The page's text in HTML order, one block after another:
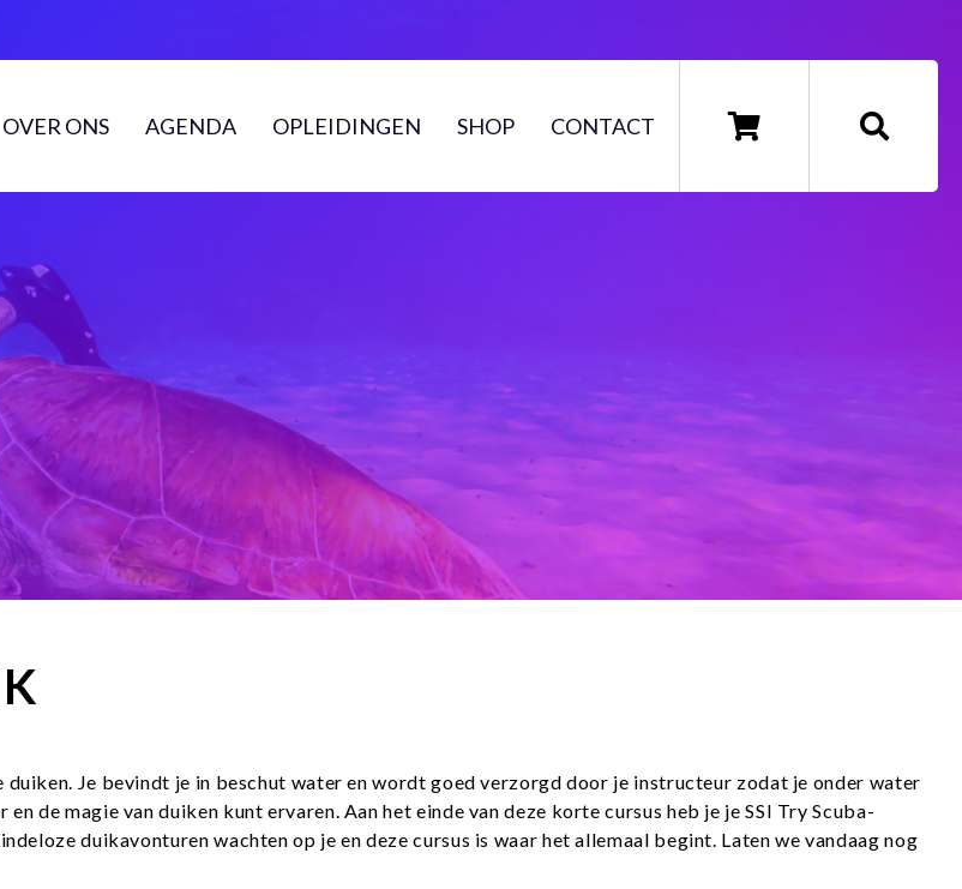
OVER ONS AGENDA OPLEIDINGEN SHOP CONTACT
Je bevindt je in beschut water en wordt goed verzorgd door je instructeur zodat je onder water
de magie van duiken kunt ervaren. Aan het einde van deze korte cursus heb je je SSI Try Scuba-
duikavonturen wachten op je en deze cursus is waar het allemaal begint. Laten we vandaag nog